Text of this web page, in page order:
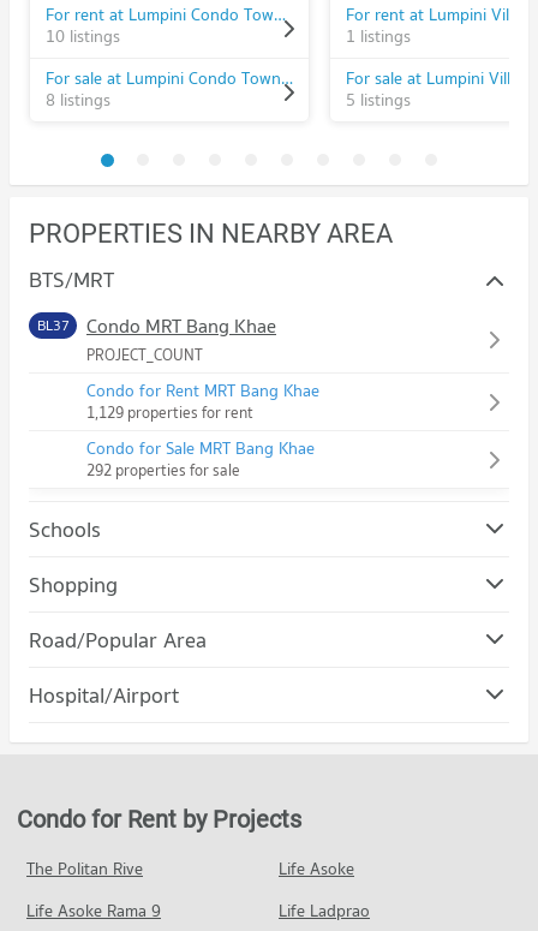
For rent at Lumpini Condo Town Bangkhae
10 listings
For sale at Lumpini Condo Town Bangkhae
8 listings
For rent at Lumpini Ville
1 listings
For sale at Lumpini Ville
5 listings
PROPERTIES IN NEARBY AREA
BTS/MRT
BL37 Condo MRT Bang Khae
PROJECT_COUNT
Condo for Rent MRT Bang Khae
1,129 properties for rent
Condo for Sale MRT Bang Khae
292 properties for sale
Schools
Condo Thonburi Commercial College
Condo for Rent Thonburi Commercial College
Condo for Sale Thonburi Commercial College
Condo for Rent Siam University
12,705 properties for rent
5,460 properties for sale
Shopping
Condo Future Park Bang Khae
Condo for Rent Future Park Bang Khae
Condo Seacon Bangkae
2,477 properties for rent
Road/Popular Area
Condo Bang Khae
Condo for Rent in Bang Khae
Condo for Sale in Bang Khae
332 properties for sale
Condo Phet Kasem Road
PROJECT_COUNT
Hospital/Airport
Condo Bangmod 3 Hospital
Condo for Rent near Bangmod 3 Hospital
5,399 properties for rent
Condo for Sale near Bangmod 3 Hospital
Condo for Rent by Projects
The Politan Rive
Life Asoke
Life Asoke Rama 9
Life Ladprao